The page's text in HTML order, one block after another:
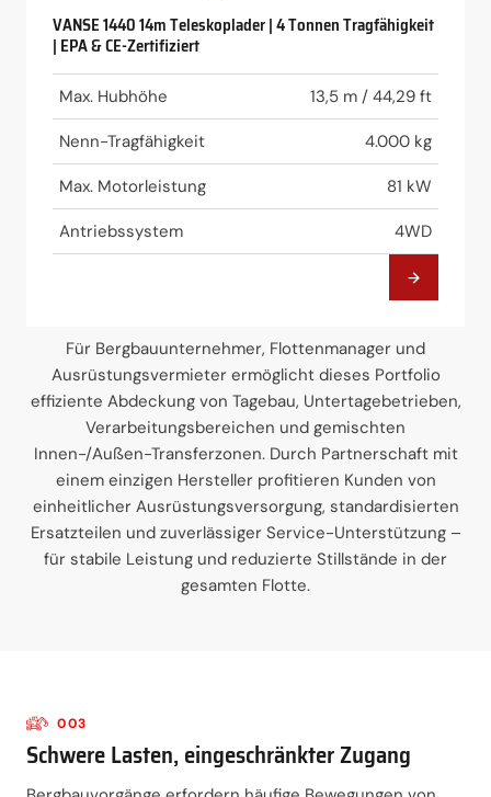
VANSE 1440 14m Teleskoplader | 4 Tonnen Tragfähigkeit
| EPA & CE-Zertifiziert
Max. Hubhöhe 13,5 m / 44,29 ft
Nenn-Tragfähigkeit 4.000 kg
Max. Motorleistung 81 kW
Antriebssystem 4WD
Für Bergbauunternehmer, Flottenmanager und
Ausrüstungsvermieter ermöglicht dieses Portfolio
effiziente Abdeckung von Tagebau, Untertagebetrieben,
Verarbeitungsbereichen und gemischten
Innen-/Außen-Transferzonen. Durch Partnerschaft mit
einem einzigen Hersteller profitieren Kunden von
einheitlicher Ausrüstungsversorgung, standardisierten
Ersatzteilen und zuverlässiger Service-Unterstützung –
für stabile Leistung und reduzierte Stillstände in der
gesamten Flotte.
003
Schwere Lasten, eingeschränkter Zugang